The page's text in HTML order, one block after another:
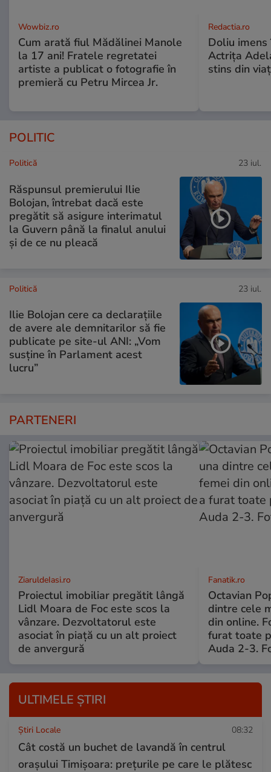
Wowbiz.ro
Cum arată fiul Mădălinei Manole
la 17 ani! Fratele regretatei
artiste a publicat o fotografie în
premieră cu Petru Mircea Jr.
Redactia.ro
Doliu
Actrița
stins din
POLITIC
Politică 23 iul.
Răspunsul premierului Ilie
Bolojan, întrebat dacă este
pregătit să asigure interimatul
la Guvern până la finalul anului
și de ce nu pleacă
Politică 23 iul.
Ilie Bolojan cere ca declarațiile
de avere ale demnitarilor să fie
publicate pe site-ul ANI: „Vom
susține în Parlament acest
lucru”
PARTENERI
ZiaruldeIasi.ro
Proiectul imobiliar pregătit lângă
Lidl Moara de Foc este scos la
vânzare. Dezvoltatorul este
asociat în piață cu un alt proiect
de anvergură
Fanatik.ro
Octavian
dintre cele
din online.
furat toate
Auda 2-3.
ULTIMELE ȘTIRI
Știri Locale 08:32
Cât costă un buchet de lavandă în centrul
orașului Timișoara: prețurile pe care le plătesc